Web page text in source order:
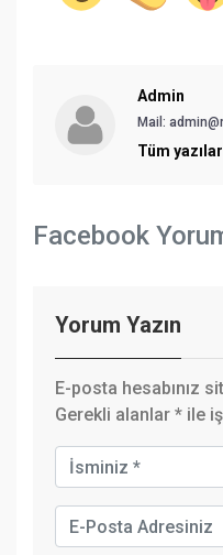
Admin
Mail:
Tüm
Facebook
Yorum Yazın
E-posta hesabınız
Gerekli alanlar * ile